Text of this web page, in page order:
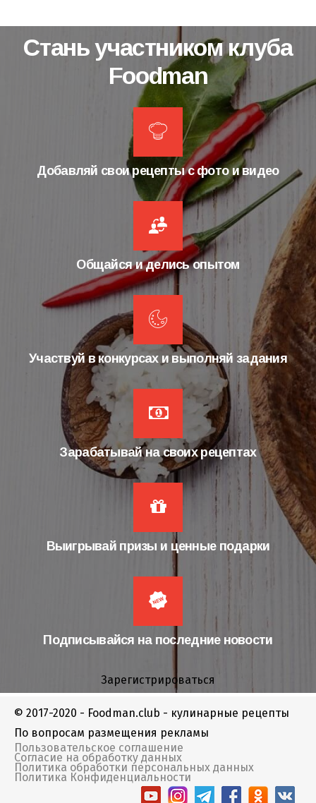
Стань участником клуба
Foodman
Добавляй свои рецепты с фото и видео
Общайся и делись опытом
Участвуй в конкурсах и выполняй задания
Зарабатывай на своих рецептах
Выигрывай призы и ценные подарки
Подписывайся на последние новости
Зарегистрироваться
© 2017-2020 - Foodman.club - кулинарные рецепты
По вопросам размещения рекламы
Пользовательское соглашение
Согласие на обработку данных
Политика обработки персональных данных
Политика Конфиденциальности